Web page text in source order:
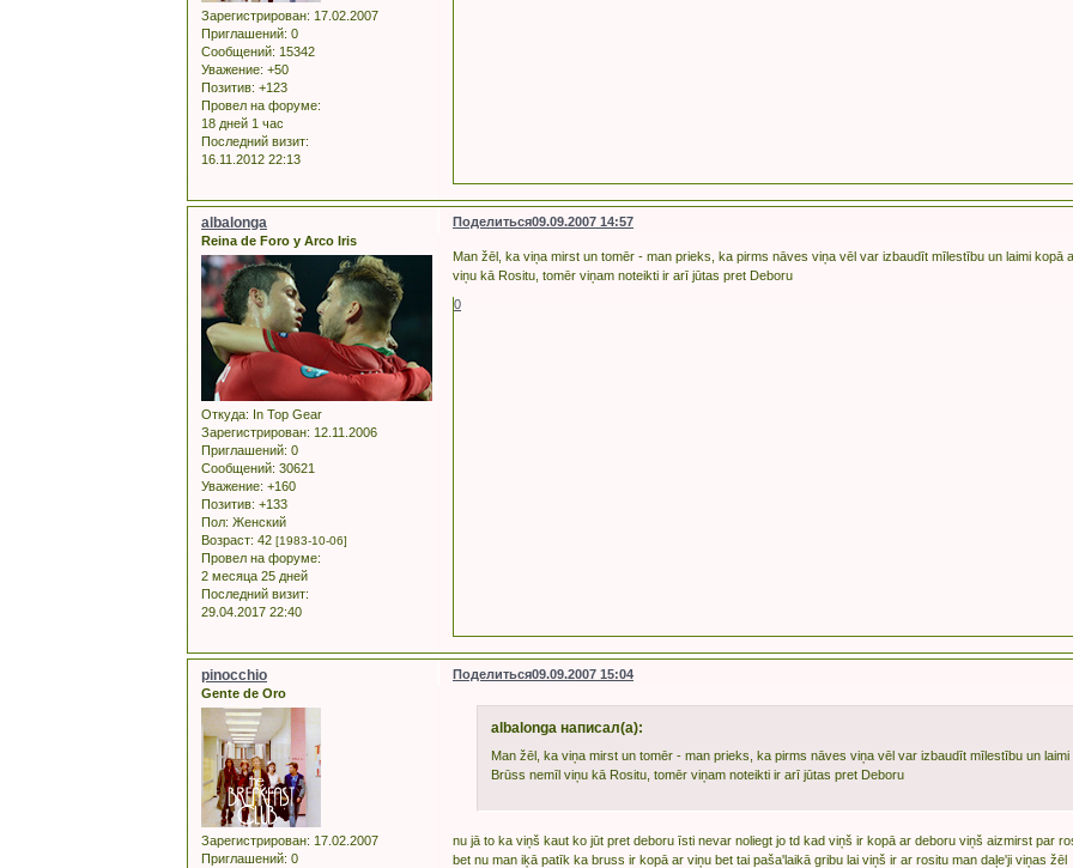
Зарегистрирован: 17.02.2007
Приглашений: 0
Сообщений: 15342
Уважение: +50
Позитив: +123
Провел на форуме:
18 дней 1 час
Последний визит:
16.11.2012 22:13
Поделиться09.09.2007 14:57
albalonga
Reina de Foro y Arco Iris
Откуда: In Top Gear
Зарегистрирован: 12.11.2006
Приглашений: 0
Сообщений: 30621
Уважение: +160
Позитив: +133
Пол: Женский
Возраст: 42 [1983-10-06]
Провел на форуме:
2 месяца 25 дней
Последний визит:
29.04.2017 22:40
Man žēl, ka viņa mirst un tomēr - man prieks, ka pirms nāves viņa vēl var izbaudīt mīlestību un laimi kopā
viņu kā Rositu, tomēr viņam noteikti ir arī jūtas pret Deboru
0
Поделиться09.09.2007 15:04
pinocchio
Gente de Oro
Зарегистрирован: 17.02.2007
Приглашений: 0
albalonga написал(а):
Man žēl, ka viņa mirst un tomēr - man prieks, ka pirms nāves viņa vēl var izbaudīt mīlestību un
Brūss nemīl viņu kā Rositu, tomēr viņam noteikti ir arī jūtas pret Deboru
nu jā to ka viņš kaut ko jūt pret deboru īsti nevar noliegt jo td kad viņš ir kopā ar deboru viņš aizmirst par
bet nu man iķā patīk ka bruss ir kopā ar viņu bet tai paša'laikā gribu lai viņš ir ar rositu man daļe'ji viņas žēl